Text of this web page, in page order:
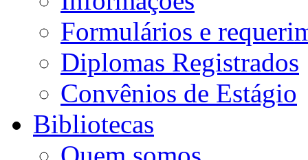
Formulários e
Diplomas Registrados
Convênios de Estágio
Bibliotecas